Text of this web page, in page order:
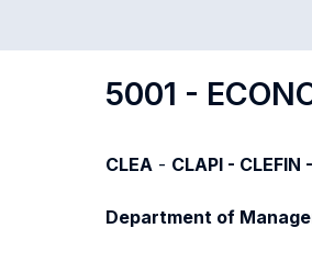
5001 -
CLEA - CLAPI - CLEFIN
Department of